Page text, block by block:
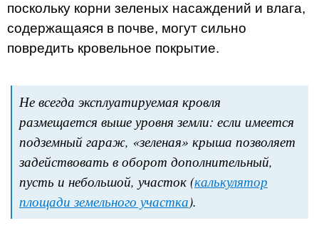
поскольку корни зеленых насаждений и влага,
содержащаяся в почве, могут сильно
повредить кровельное покрытие.
Не всегда эксплуатируемая кровля
размещается выше уровня земли: если имеется
подземный гараж, «зеленая» крыша позволяет
задействовать в оборот дополнительный,
пусть и небольшой, участок (калькулятор
площади земельного участка).